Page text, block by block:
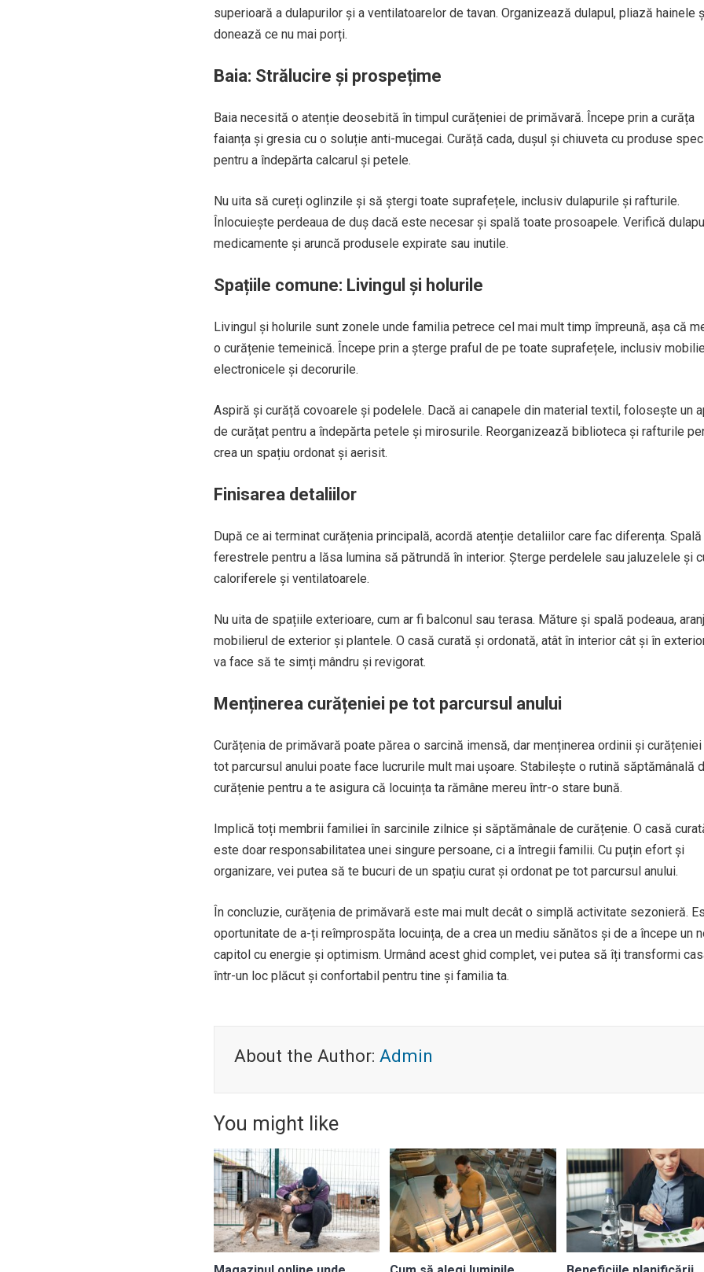
superioară a dulapurilor și a ventilatoarelor de tavan. Organizează dulapul, pliază hainele
donează ce nu mai porți.
Baia: Strălucire și prospețime
Baia necesită o atenție deosebită în timpul curățeniei de primăvară. Începe prin a curăța
faianța și gresia cu o soluție anti-mucegai. Curăță cada, dușul și chiuveta cu produse
pentru a îndepărta calcarul și petele.
Nu uita să cureți oglinzile și să ștergi toate suprafețele, inclusiv dulapurile și rafturile.
Înlocuiește perdeaua de duș dacă este necesar și spală toate prosoapele. Verifică
medicamente și aruncă produsele expirate sau inutile.
Spațiile comune: Livingul și holurile
Livingul și holurile sunt zonele unde familia petrece cel mai mult timp împreună, așa că
o curățenie temeinică. Începe prin a șterge praful de pe toate suprafețele, inclusiv
electronicele și decorurile.
Aspiră și curăță covoarele și podelele. Dacă ai canapele din material textil, folosește un
de curățat pentru a îndepărta petele și mirosurile. Reorganizează biblioteca și rafturile
crea un spațiu ordonat și aerisit.
Finisarea detaliilor
După ce ai terminat curățenia principală, acordă atenție detaliilor care fac diferența. Spală
ferestrele pentru a lăsa lumina să pătrundă în interior. Șterge perdelele sau jaluzelele și
caloriferele și ventilatoarele.
Nu uita de spațiile exterioare, cum ar fi balconul sau terasa. Măture și spală podeaua,
mobilierul de exterior și plantele. O casă curată și ordonată, atât în interior cât și în
va face să te simți mândru și revigorat.
Menținerea curățeniei pe tot parcursul anului
Curățenia de primăvară poate părea o sarcină imensă, dar menținerea ordinii și curățeniei
tot parcursul anului poate face lucrurile mult mai ușoare. Stabilește o rutină săptămânală
curățenie pentru a te asigura că locuința ta rămâne mereu într-o stare bună.
Implică toți membrii familiei în sarcinile zilnice și săptămânale de curățenie. O casă
este doar responsabilitatea unei singure persoane, ci a întregii familii. Cu puțin efort și
organizare, vei putea să te bucuri de un spațiu curat și ordonat pe tot parcursul anului.
În concluzie, curățenia de primăvară este mai mult decât o simplă activitate sezonieră.
oportunitate de a-ți reîmprospăta locuința, de a crea un mediu sănătos și de a începe un
capitol cu energie și optimism. Urmând acest ghid complet, vei putea să îți transformi
într-un loc plăcut și confortabil pentru tine și familia ta.
About the Author: Admin
You might like